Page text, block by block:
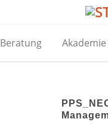
Beratung Akademie